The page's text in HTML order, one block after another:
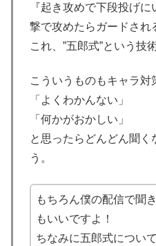
『起き攻めで下段投げ
撃で攻めたらガードされ
これ、”五郎式”という技
こういうものもキャラ対
「よくわかんない」
「何かがおかしい」
と思ったらどんどん聞く
う。
もちろん僕の配信で聞
もいいですよ！
ちなみに五郎式につい